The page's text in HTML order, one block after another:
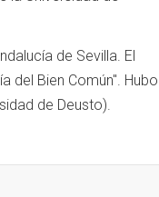
de Sevilla. El
del Bien Común". Hubo
de Deusto).